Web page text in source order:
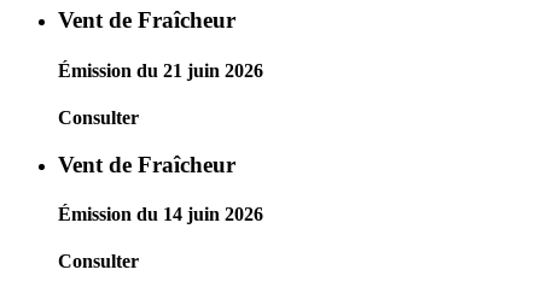
Vent de Fraîcheur
Émission du 21 juin 2026
Consulter
Vent de Fraîcheur
Émission du 14 juin 2026
Consulter